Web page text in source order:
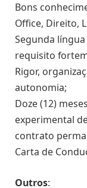
Bons
Office, Direito,
Segunda
requisito
Rigor,
autonomia;
Doze (12)
experimental
contrato
Carta de
Outros: